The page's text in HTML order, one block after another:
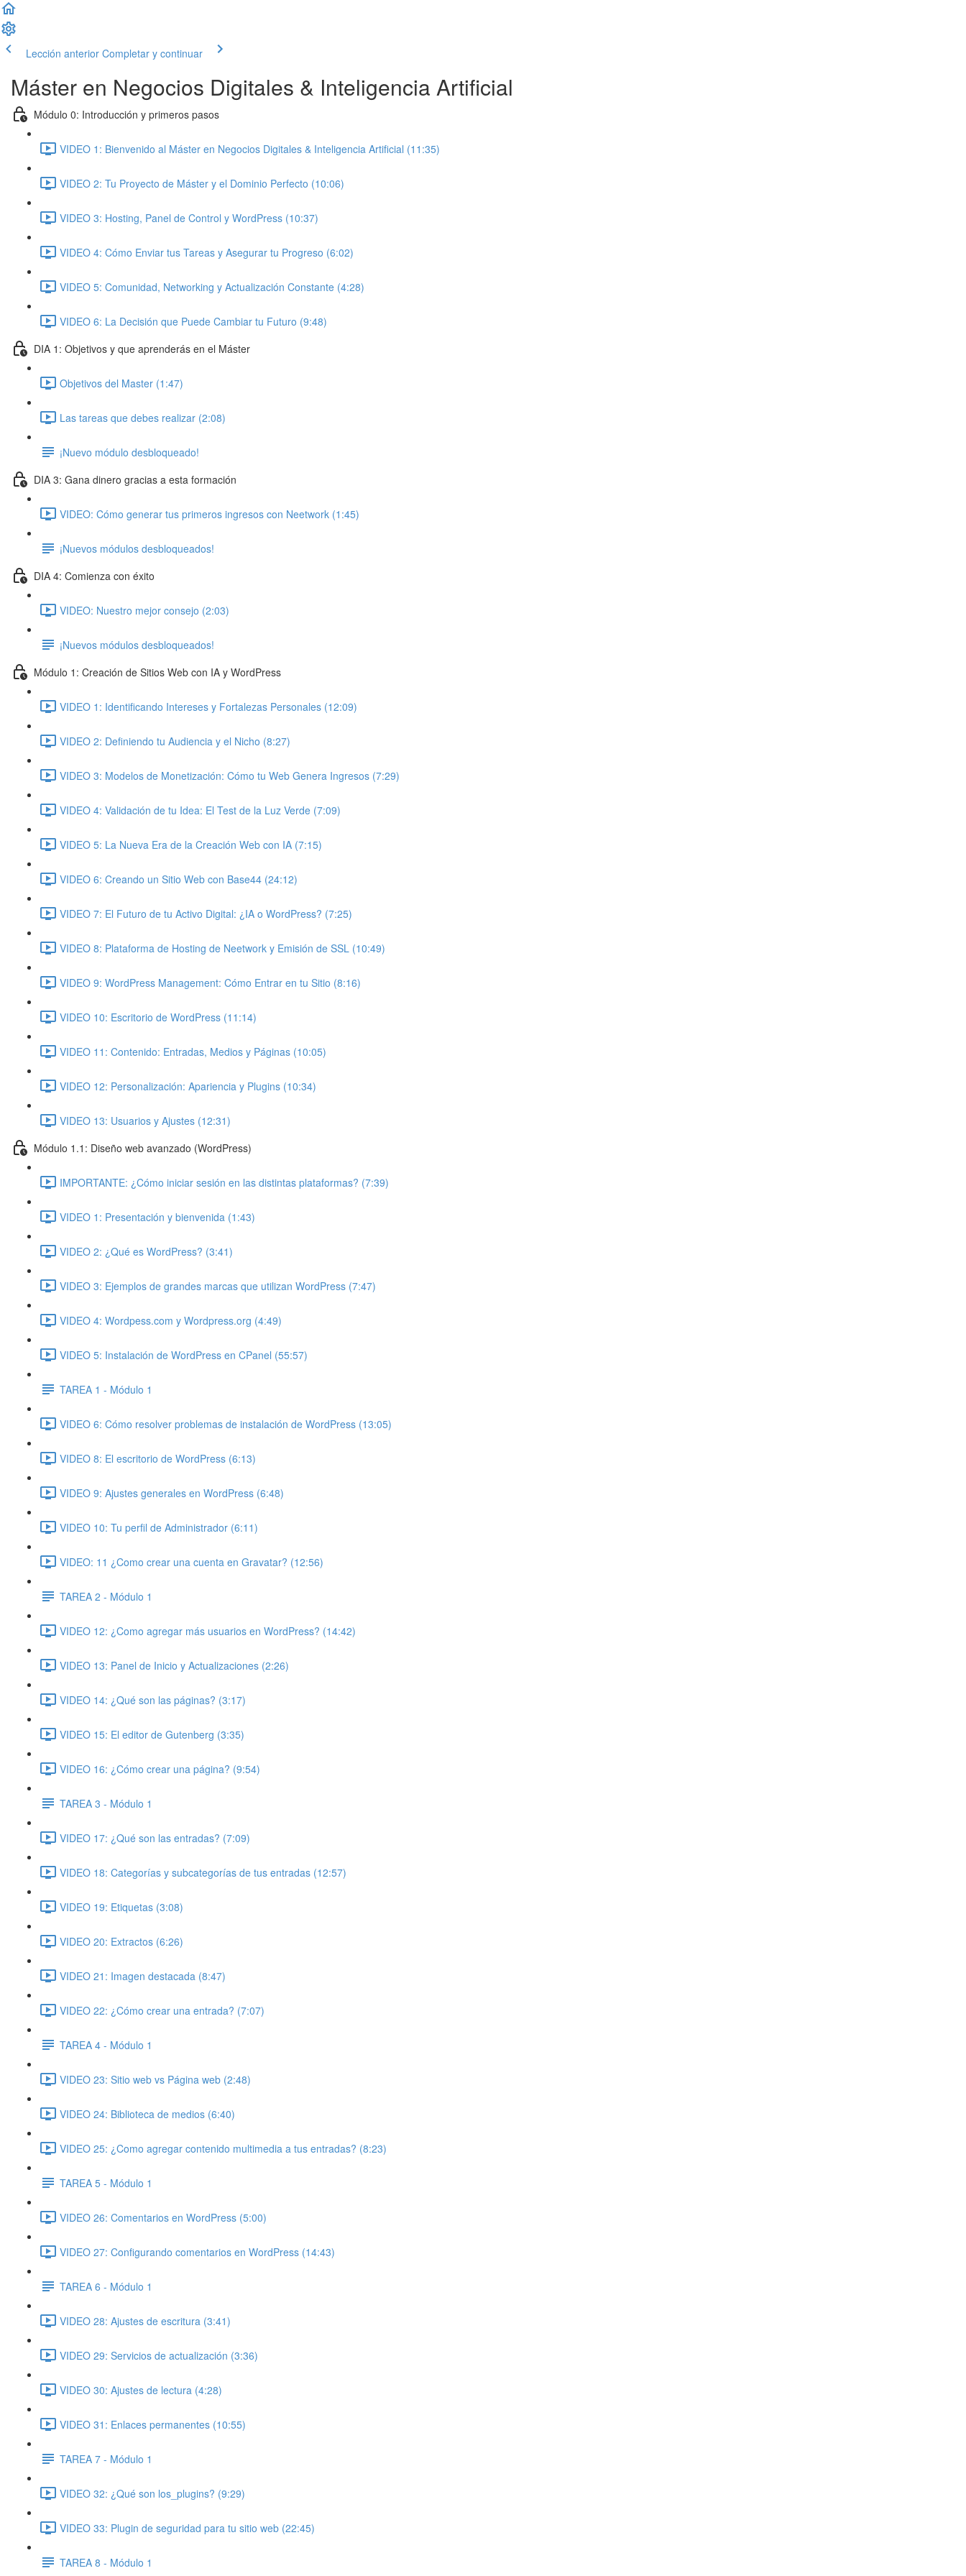
Lección anterior Completar y continuar
Máster en Negocios Digitales & Inteligencia Artificial
Módulo 0: Introducción y primeros pasos
VIDEO 1: Bienvenido al Máster en Negocios Digitales & Inteligencia Artificial (11:35)
VIDEO 2: Tu Proyecto de Máster y el Dominio Perfecto (10:06)
VIDEO 3: Hosting, Panel de Control y WordPress (10:37)
VIDEO 4: Cómo Enviar tus Tareas y Asegurar tu Progreso (6:02)
VIDEO 5: Comunidad, Networking y Actualización Constante (4:28)
VIDEO 6: La Decisión que Puede Cambiar tu Futuro (9:48)
DIA 1: Objetivos y que aprenderás en el Máster
Objetivos del Master (1:47)
Las tareas que debes realizar (2:08)
¡Nuevo módulo desbloqueado!
DIA 3: Gana dinero gracias a esta formación
VIDEO: Cómo generar tus primeros ingresos con Neetwork (1:45)
¡Nuevos módulos desbloqueados!
DIA 4: Comienza con éxito
VIDEO: Nuestro mejor consejo (2:03)
¡Nuevos módulos desbloqueados!
Módulo 1: Creación de Sitios Web con IA y WordPress
VIDEO 1: Identificando Intereses y Fortalezas Personales (12:09)
VIDEO 2: Definiendo tu Audiencia y el Nicho (8:27)
VIDEO 3: Modelos de Monetización: Cómo tu Web Genera Ingresos (7:29)
VIDEO 4: Validación de tu Idea: El Test de la Luz Verde (7:09)
VIDEO 5: La Nueva Era de la Creación Web con IA (7:15)
VIDEO 6: Creando un Sitio Web con Base44 (24:12)
VIDEO 7: El Futuro de tu Activo Digital: ¿IA o WordPress? (7:25)
VIDEO 8: Plataforma de Hosting de Neetwork y Emisión de SSL (10:49)
VIDEO 9: WordPress Management: Cómo Entrar en tu Sitio (8:16)
VIDEO 10: Escritorio de WordPress (11:14)
VIDEO 11: Contenido: Entradas, Medios y Páginas (10:05)
VIDEO 12: Personalización: Apariencia y Plugins (10:34)
VIDEO 13: Usuarios y Ajustes (12:31)
Módulo 1.1: Diseño web avanzado (WordPress)
IMPORTANTE: ¿Cómo iniciar sesión en las distintas plataformas? (7:39)
VIDEO 1: Presentación y bienvenida (1:43)
VIDEO 2: ¿Qué es WordPress? (3:41)
VIDEO 3: Ejemplos de grandes marcas que utilizan WordPress (7:47)
VIDEO 4: Wordpess.com y Wordpress.org (4:49)
VIDEO 5: Instalación de WordPress en CPanel (55:57)
TAREA 1 - Módulo 1
VIDEO 6: Cómo resolver problemas de instalación de WordPress (13:05)
VIDEO 8: El escritorio de WordPress (6:13)
VIDEO 9: Ajustes generales en WordPress (6:48)
VIDEO 10: Tu perfil de Administrador (6:11)
VIDEO: 11 ¿Como crear una cuenta en Gravatar? (12:56)
TAREA 2 - Módulo 1
VIDEO 12: ¿Como agregar más usuarios en WordPress? (14:42)
VIDEO 13: Panel de Inicio y Actualizaciones (2:26)
VIDEO 14: ¿Qué son las páginas? (3:17)
VIDEO 15: El editor de Gutenberg (3:35)
VIDEO 16: ¿Cómo crear una página? (9:54)
TAREA 3 - Módulo 1
VIDEO 17: ¿Qué son las entradas? (7:09)
VIDEO 18: Categorías y subcategorías de tus entradas (12:57)
VIDEO 19: Etiquetas (3:08)
VIDEO 20: Extractos (6:26)
VIDEO 21: Imagen destacada (8:47)
VIDEO 22: ¿Cómo crear una entrada? (7:07)
TAREA 4 - Módulo 1
VIDEO 23: Sitio web vs Página web (2:48)
VIDEO 24: Biblioteca de medios (6:40)
VIDEO 25: ¿Como agregar contenido multimedia a tus entradas? (8:23)
TAREA 5 - Módulo 1
VIDEO 26: Comentarios en WordPress (5:00)
VIDEO 27: Configurando comentarios en WordPress (14:43)
TAREA 6 - Módulo 1
VIDEO 28: Ajustes de escritura (3:41)
VIDEO 29: Servicios de actualización (3:36)
VIDEO 30: Ajustes de lectura (4:28)
VIDEO 31: Enlaces permanentes (10:55)
TAREA 7 - Módulo 1
VIDEO 32: ¿Qué son los_plugins? (9:29)
VIDEO 33: Plugin de seguridad para tu sitio web (22:45)
TAREA 8 - Módulo 1